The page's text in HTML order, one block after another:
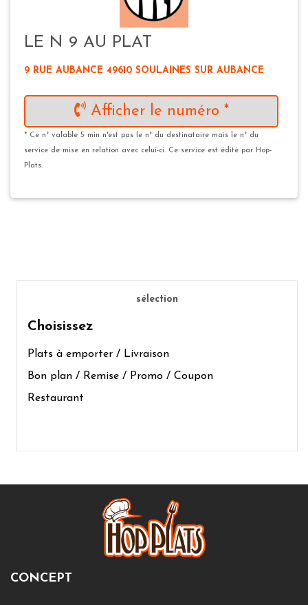
LE N 9 AU PLAT
9 RUE AUBANCE 49610 SOULAINES SUR AUBANCE
Afficher le numéro *
* Ce n° valable 5 min n'est pas le n° du destinataire mais le n° du
service de mise en relation avec celui-ci. Ce service est édité par Hop-
Plats.
sélection
Choisissez
Plats à emporter / Livraison
Bon plan / Remise / Promo / Coupon
Restaurant
CONCEPT